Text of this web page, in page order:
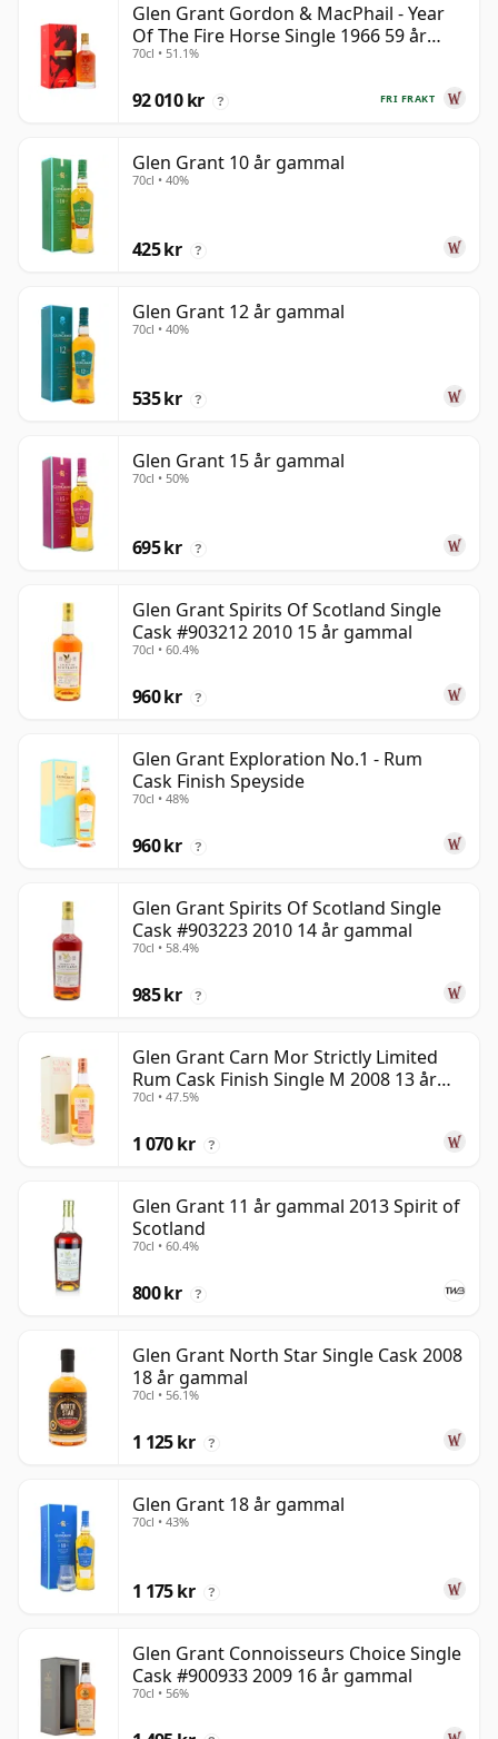
Glen Grant Gordon & MacPhail - Year
Of The Fire Horse Single 1966 59 år
gammal
70cl • 51.1%
FRI FRAKT
92 010 kr ?
Glen Grant 10 år gammal
70cl • 40%
425 kr ?
Glen Grant 12 år gammal
70cl • 40%
535 kr ?
Glen Grant 15 år gammal
70cl • 50%
695 kr ?
Glen Grant Spirits Of Scotland Single
Cask #903212 2010 15 år gammal
70cl • 60.4%
960 kr ?
Glen Grant Exploration No.1 - Rum
Cask Finish Speyside
70cl • 48%
960 kr ?
Glen Grant Spirits Of Scotland Single
Cask #903223 2010 14 år gammal
70cl • 58.4%
985 kr ?
Glen Grant Carn Mor Strictly Limited
Rum Cask Finish Single M 2008 13 år
gammal
70cl • 47.5%
1 070 kr ?
Glen Grant 11 år gammal 2013 Spirit of
Scotland
70cl • 60.4%
800 kr ?
Glen Grant North Star Single Cask 2008
18 år gammal
70cl • 56.1%
1 125 kr ?
Glen Grant 18 år gammal
70cl • 43%
1 175 kr ?
Glen Grant Connoisseurs Choice Single
Cask #900933 2009 16 år gammal
70cl • 56%